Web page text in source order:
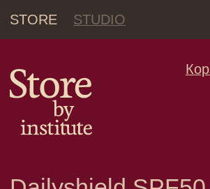
STORE STUDIO
•
Dailyshield SPF50